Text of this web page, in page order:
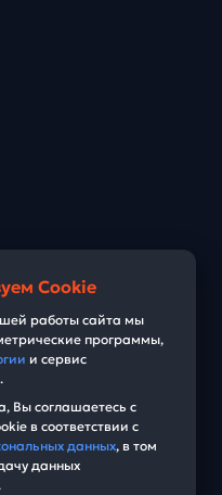
Cookie
работы сайта мы
программы,
и сервис
.
Вы соглашаетесь с
в соответствии с
данных, в том
данных